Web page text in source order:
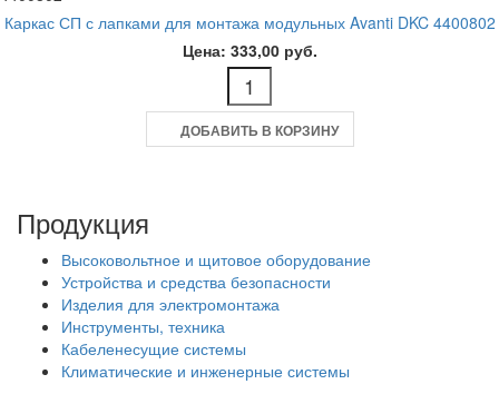
Каркас СП с лапками для монтажа модульных Avanti DKC 4400802
Цена: 333,00 руб.
ДОБАВИТЬ В КОРЗИНУ
Продукция
Высоковольтное и щитовое оборудование
Устройства и средства безопасности
Изделия для электромонтажа
Инструменты, техника
Кабеленесущие системы
Климатические и инженерные системы